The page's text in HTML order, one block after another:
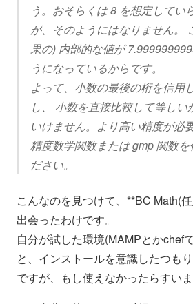
う。おそらくは 8 を想定してい
が、そのようにはなりません。
果の) 内部的な値が
うになっているからです。
よって、小数の最後の桁を信用
し、 小数を直接比較して等し
いけません。より高い精度が必
精度数学関数または gmp 関数
ださい。
こんなのを見つけて、**BC Math(
出会ったわけです。
自分が試した環境(MAMPとかchef
と、インストールを意識したつも
ですが、もし使えなかったらすいま